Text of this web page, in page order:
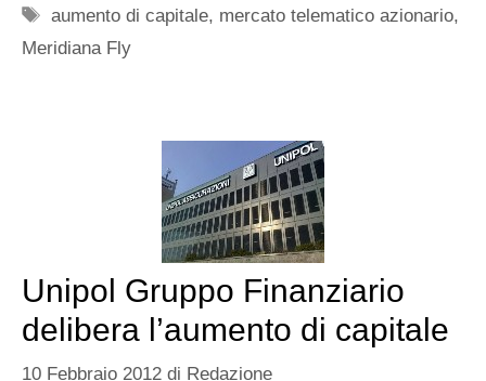
Tag
aumento di capitale, mercato telematico azionario,
Meridiana Fly
Unipol Gruppo Finanziario
delibera l’aumento di capitale
10 Febbraio 2012 di Redazione